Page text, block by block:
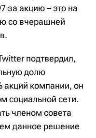
за акцию – это на
со вчерашней
подтвердил,
долю
акций компании, он
социальной сети.
членом совета
данное решение